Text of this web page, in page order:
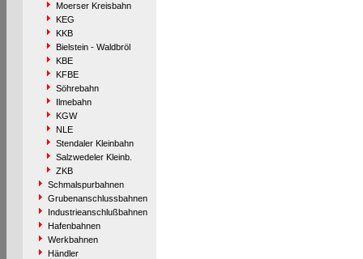
Moerser Kreisbahn
KEG
KKB
Bielstein - Waldbröl
KBE
KFBE
Söhrebahn
Ilmebahn
KGW
NLE
Stendaler Kleinbahn
Salzwedeler Kleinb.
ZKB
Schmalspurbahnen
Grubenanschlussbahnen
Industrieanschlußbahnen
Hafenbahnen
Werkbahnen
Händler